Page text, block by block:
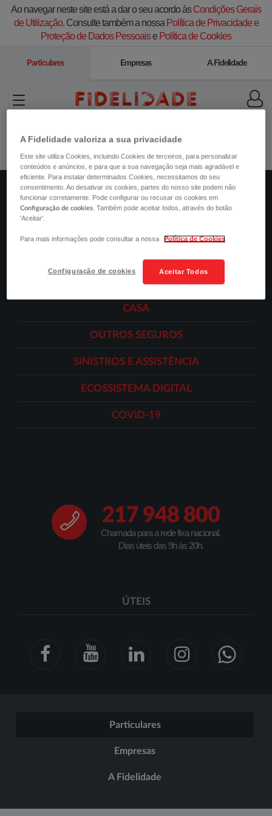
Ao navegar neste site está a dar o seu acordo àsCondições Gerais
de Utilização.Consulte também a nossa Política de Privacidade e
Proteção de Dados Pessoaise Política de Cookies
Particulares Empresas A Fidelidade
AUTO
POUPANÇA
CASA
OUTROS SEGUROS
SINISTROS E ASSISTÊNCIA
ECOSSISTEMA DIGITAL
COVID-19
217 948 800
Chamada para a rede fixa nacional.
Dias úteis das 9h às 20h.
ÚTEIS
Particulares
Empresas
A Fidelidade
A Fidelidade valoriza a sua privacidade
Este site utiliza Cookies, incluindo Cookies de terceiros, para personalizar
conteúdos e anúncios, e para que a sua navegação seja mais agradável e
eficiente. Para instalar determinados Cookies, necessitamos do seu
consentimento. Ao desativar os cookies, partes do nosso site podem não
funcionar corretamente. Pode configurar ou recusar os cookies em
Configuração de cookies . Também pode aceitar todos, através do botão
'Aceitar'.
Para mais informações pode consultar a nossa Política de Cookies
Aceitar Todos
Configuração de cookies